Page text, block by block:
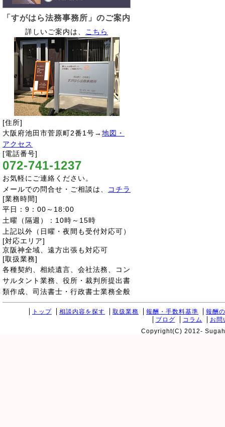
「すがはら法務事務所」のご案内
詳しいご案内は、 こちら
[住所]
大阪府池田市菅原町2番1号→ 地図・
アクセス
[電話番号]
072-741-1237
お気軽にご連絡ください。
メールでの問合せ・ご相談は、
コチラ
[業務時間]
平日：9：00～18:00
土曜（隔週）：10時～15時
上記以外（日曜・夜間も受付対応可）
[対応エリア]
京阪神全域、遠方出張も対応可
[取扱業務]
各種契約、相続遺言、会社法務、コン
サルタント業務、役所・裁判所提出書
類作成、司法書士・行政書士業務全般
トップ 相談内容を探す 取扱業務 報酬・手数料基準
報酬
ブログ
コラム
お問
Copyright(C) 2012-